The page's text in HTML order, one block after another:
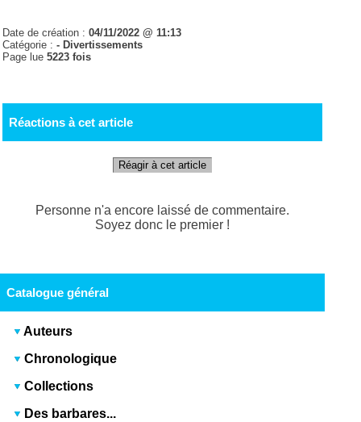
Date de création :04/11/2022 @ 11:13
Catégorie :- Divertissements
Page lue5223 fois
Réactions à cet article
Réagir à cet article
Personne n'a encore laissé de commentaire.
Soyez donc le premier !
Catalogue général
Auteurs
Chronologique
Collections
Des barbares...